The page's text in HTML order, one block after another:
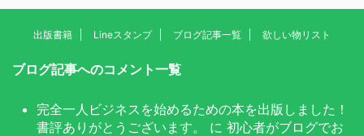
出版書籍 Lineスタンプ ブログ記事一覧 欲しい物リスト
ブログ記事へのコメント一覧
完全一人ビジネスを始めるための本を出版しました！
書評ありがとうございます。
に 初心者がブログでお